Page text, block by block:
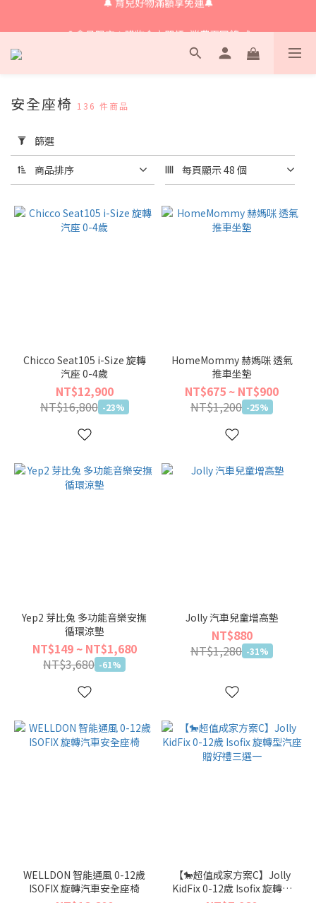
🔔 育兒好物滿額享免運🔔
用
篩
選
(0/20)
價格
牌
RECARO
AVOVA
(2)
Joie
(15)
安全座椅 136 件商品
篩選
商品排序 每頁顯示 48 個
Chicco Seat105 i-Size 旋轉
汽座 0-4歲
NT$12,900
NT$16,800 -23%
HomeMommy 赫媽咪 透氣
推車坐墊
NT$675 ~ NT$900
NT$1,200 -25%
Yep2 芽比兔 多功能音樂安撫
循環涼墊
NT$149 ~ NT$1,680
NT$3,680 -61%
Jolly 汽車兒童增高墊
NT$880
NT$1,280 -31%
WELLDON 智能通風 0-12歲
ISOFIX 旋轉汽車安全座椅
【🐎超值成家方案C】Jolly
KidFix 0-12歲 Isofix 旋轉型